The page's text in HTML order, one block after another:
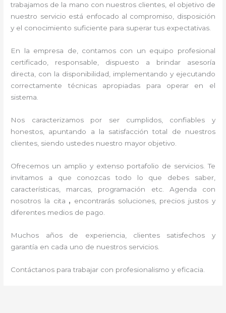
trabajamos de la mano con nuestros clientes, el objetivo de
nuestro servicio está enfocado al compromiso, disposición
y el conocimiento suficiente para superar tus expectativas.
En la empresa de , contamos con un equipo profesional
certificado, responsable, dispuesto a brindar asesoría
directa, con la disponibilidad, implementando y ejecutando
correctamente técnicas apropiadas para operar en el
sistema.
Nos caracterizamos por ser cumplidos, confiables y
honestos, apuntando a la satisfacción total de nuestros
clientes, siendo ustedes nuestro mayor objetivo.
Ofrecemos un amplio y extenso portafolio de servicios. Te
invitamos a que conozcas todo lo que debes saber,
características, marcas, programación etc. Agenda con
nosotros la cita , encontrarás soluciones, precios justos y
diferentes medios de pago.
Muchos años de experiencia, clientes satisfechos y
garantía en cada uno de nuestros servicios.
Contáctanos para trabajar con profesionalismo y eficacia.